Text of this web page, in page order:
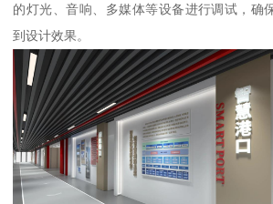
的灯光、音响、多媒体等设备进行调试，确
到设计效果。